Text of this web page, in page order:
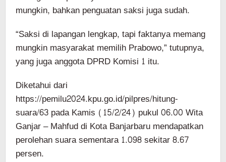
mungkin, bahkan penguatan saksi juga sudah.
“Saksi di lapangan lengkap, tapi faktanya memang
mungkin masyarakat memilih Prabowo,” tutupnya,
yang juga anggota DPRD Komisi 1 itu.
Diketahui dari
https://pemilu2024.kpu.go.id/pilpres/hitung-
suara/63 pada Kamis (15/2/24) pukul 06.00 Wita
Ganjar – Mahfud di Kota Banjarbaru mendapatkan
perolehan suara sementara 1.098 sekitar 8.67
persen.